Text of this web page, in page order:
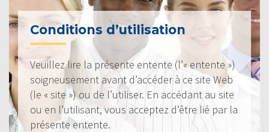
Conditions d’utilisation
Veuillez lire la présente entente (l’« entente »)
soigneusement avant d’accéder à ce site Web
(le « site ») ou de l’utiliser. En accédant au site
ou en l’utilisant, vous acceptez d’être lié par la
présente entente.